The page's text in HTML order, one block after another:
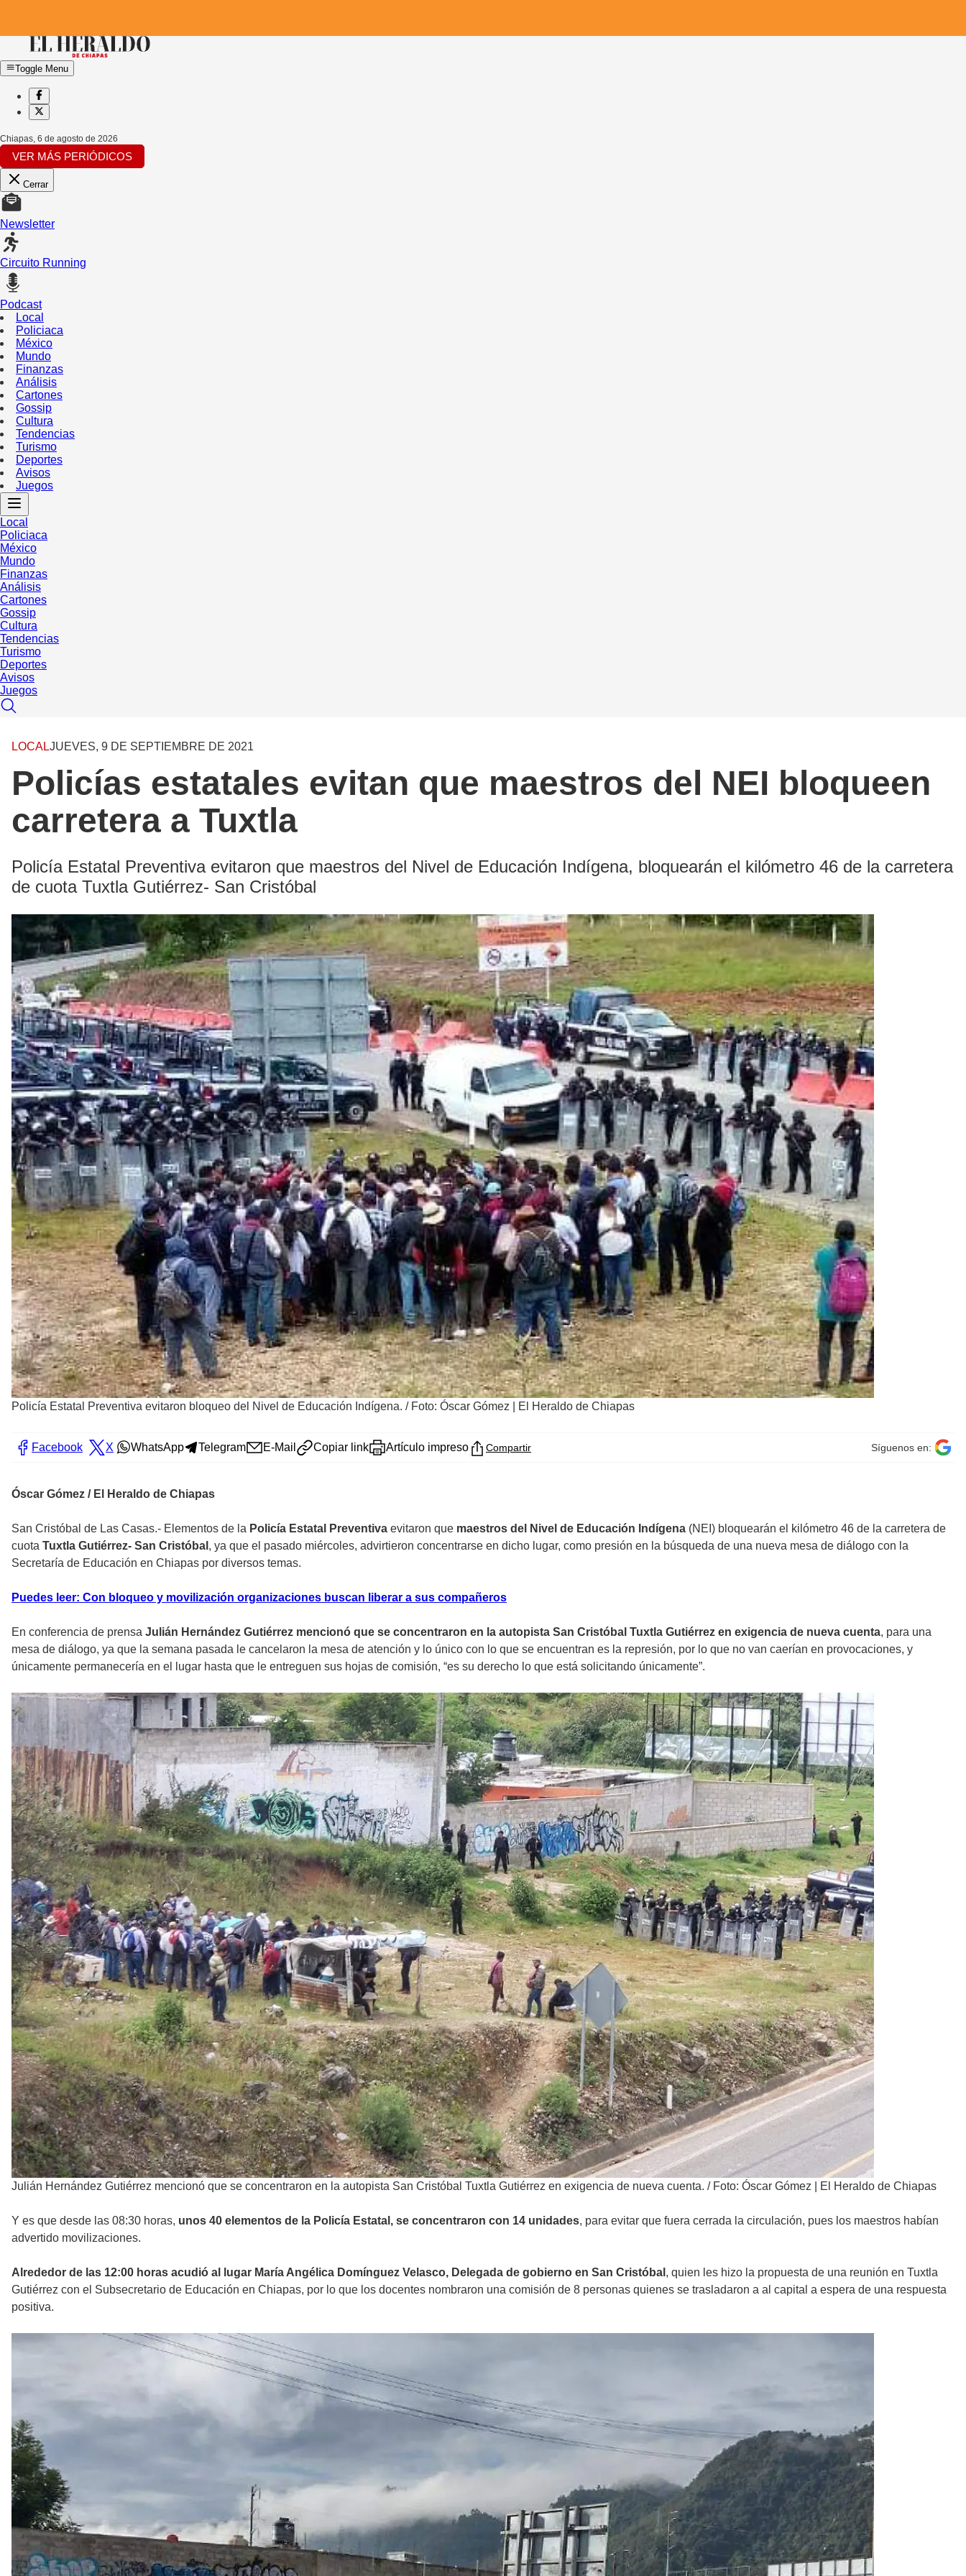
Toggle Menu
Chiapas, 6 de agosto de 2026
VER MÁS PERIÓDICOS
Cerrar
Newsletter
Circuito Running
Podcast
Local
Policiaca
México
Mundo
Finanzas
Análisis
Cartones
Gossip
Cultura
Tendencias
Turismo
Deportes
Avisos
Juegos
Local
Policiaca
México
Mundo
Finanzas
Análisis
Cartones
Gossip
Cultura
Tendencias
Turismo
Deportes
Avisos
Juegos
LOCALJUEVES, 9 DE SEPTIEMBRE DE 2021
Policías estatales evitan que maestros del NEI bloqueen
carretera a Tuxtla
Policía Estatal Preventiva evitaron que maestros del Nivel de Educación Indígena, bloquearán el kilómetro 46 de la carretera
de cuota Tuxtla Gutiérrez- San Cristóbal
Policía Estatal Preventiva evitaron bloqueo del Nivel de Educación Indígena. / Foto: Óscar Gómez | El Heraldo de Chiapas
Facebook X WhatsApp Telegram E-Mail Copiar link Artículo impreso Compartir Síguenos en:
Óscar Gómez / El Heraldo de Chiapas
San Cristóbal de Las Casas.- Elementos de la Policía Estatal Preventiva evitaron que maestros del Nivel de Educación Indígena (NEI) bloquearán el kilómetro 46 de la carretera de
cuota Tuxtla Gutiérrez- San Cristóbal , ya que el pasado miércoles, advirtieron concentrarse en dicho lugar, como presión en la búsqueda de una nueva mesa de diálogo con la
Secretaría de Educación en Chiapas por diversos temas.
Puedes leer: Con bloqueo y movilización organizaciones buscan liberar a sus compañeros
En conferencia de prensa Julián Hernández Gutiérrez mencionó que se concentraron en la autopista San Cristóbal Tuxtla Gutiérrez en exigencia de nueva cuenta, para una
mesa de diálogo, ya que la semana pasada le cancelaron la mesa de atención y lo único con lo que se encuentran es la represión, por lo que no van caerían en provocaciones, y
únicamente permanecería en el lugar hasta que le entreguen sus hojas de comisión, “es su derecho lo que está solicitando únicamente”.
Julián Hernández Gutiérrez mencionó que se concentraron en la autopista San Cristóbal Tuxtla Gutiérrez en exigencia de nueva cuenta. / Foto: Óscar Gómez | El Heraldo de Chiapas
Y es que desde las 08:30 horas, unos 40 elementos de la Policía Estatal, se concentraron con 14 unidades, para evitar que fuera cerrada la circulación, pues los maestros habían
advertido movilizaciones.
Alrededor de las 12:00 horas acudió al lugar María Angélica Domínguez Velasco, Delegada de gobierno en San Cristóbal , quien les hizo la propuesta de una reunión en Tuxtla
Gutiérrez con el Subsecretario de Educación en Chiapas, por lo que los docentes nombraron una comisión de 8 personas quienes se trasladaron a al capital a espera de una respuesta
positiva.